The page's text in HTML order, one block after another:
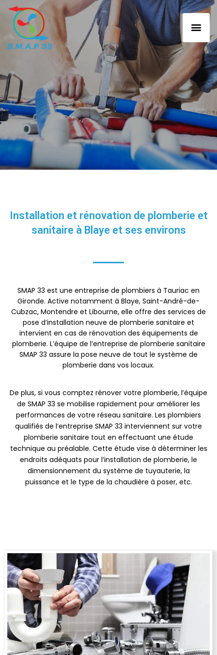
Installation et rénovation de plomberie et
sanitaire à Blaye et ses environs
SMAP 33 est une entreprise de plombiers à Tauriac en
Gironde. Active notamment à Blaye, Saint-André-de-
Cubzac, Montendre et Libourne, elle offre des services de
pose d’installation neuve de plomberie sanitaire et
intervient en cas de rénovation des équipements de
plomberie. L’équipe de l’entreprise de plomberie sanitaire
SMAP 33 assure la pose neuve de tout le système de
plomberie dans vos locaux.
De plus, si vous comptez rénover votre plomberie, l’équipe
de SMAP 33 se mobilise rapidement pour améliorer les
performances de votre réseau sanitaire. Les plombiers
qualifiés de l’entreprise SMAP 33 interviennent sur votre
plomberie sanitaire tout en effectuant une étude
technique au préalable. Cette étude vise à déterminer les
endroits adéquats pour l’installation de plomberie, le
dimensionnement du système de tuyauterie, la
puissance et le type de la chaudière à poser, etc.